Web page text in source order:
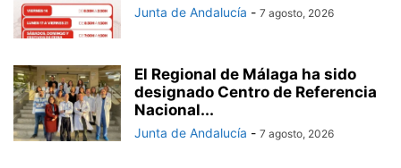
Junta de Andalucía - 7 agosto, 2026
El Regional de Málaga ha sido
designado Centro de Referencia
Nacional...
Junta de Andalucía - 7 agosto, 2026